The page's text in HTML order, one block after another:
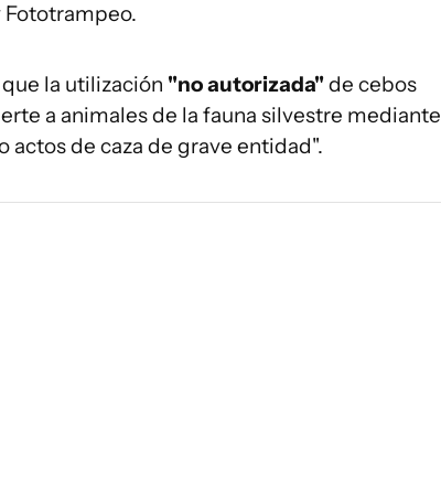
Fototrampeo.
la utilización "no autorizada"de cebos
a animales de la fauna silvestre mediante
de caza de grave entidad".